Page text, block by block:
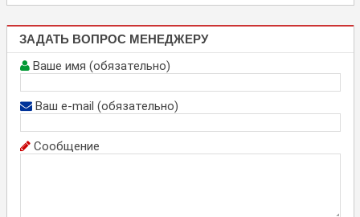
ЗАДАТЬ ВОПРОС МЕНЕДЖЕРУ
Ваше имя (обязательно)
Ваш e-mail (обязательно)
Сообщение